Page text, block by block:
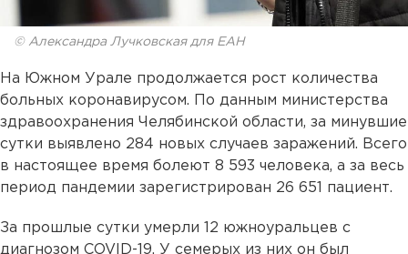
© Александра Лучковская для ЕАН
На Южном Урале продолжается рост количества
больных коронавирусом. По данным министерства
здравоохранения Челябинской области, за минувшие
сутки выявлено 284 новых случаев заражений. Всего
в настоящее время болеют 8 593 человека, а за весь
период пандемии зарегистрирован 26 651 пациент.
За прошлые сутки умерли 12 южноуральцев с
диагнозом COVID-19. У семерых из них он был